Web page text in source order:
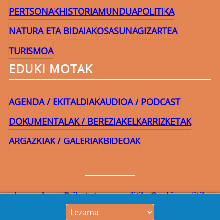
PERTSONAKHISTORIAMUNDUAPOLITIKA
NATURA ETA BIDAIAKOSASUNAGIZARTEA
TURISMOA
EDUKI MOTAK
AGENDA / EKITALDIAKAUDIOA / PODCAST
DOKUMENTALAK / BEREZIAKELKARRIZKETAK
ARGAZKIAK / GALERIAKBIDEOAK
Lege-oharraPribatutasun-politikaCookie politika